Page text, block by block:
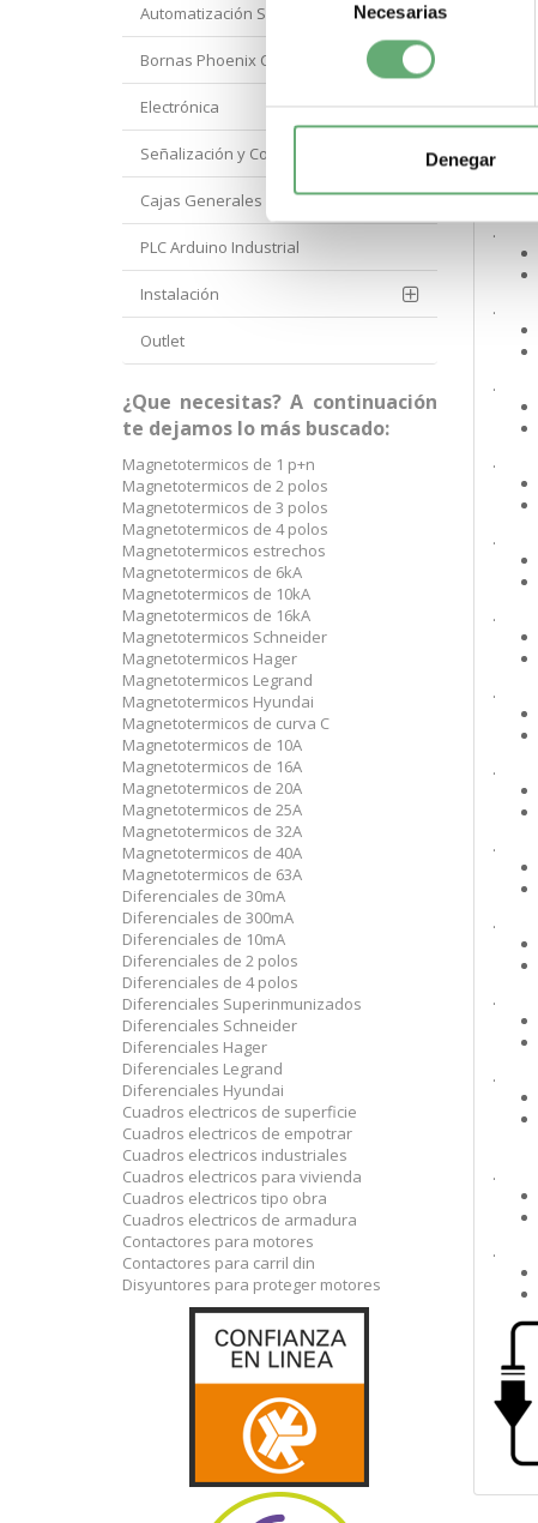
consentimiento
Necesarias
Denegar.
.
.
.
.
.
.
.
.
.
.
.
.
.
.
Automatización Siemens
Bornas Phoenix Contact
Electrónica
Señalización y Control Orbis
Cajas Generales Proteccion
PLC Arduino Industrial
Instalación
Outlet
¿Que necesitas? A continuación
te dejamos lo más buscado:
Magnetotermicos de 1 p+n
Magnetotermicos de 2 polos
Magnetotermicos de 3 polos
Magnetotermicos de 4 polos
Magnetotermicos estrechos
Magnetotermicos de 6kA
Magnetotermicos de 10kA
Magnetotermicos de 16kA
Magnetotermicos Schneider
Magnetotermicos Hager
Magnetotermicos Legrand
Magnetotermicos Hyundai
Magnetotermicos de curva C
Magnetotermicos de 10A
Magnetotermicos de 16A
Magnetotermicos de 20A
Magnetotermicos de 25A
Magnetotermicos de 32A
Magnetotermicos de 40A
Magnetotermicos de 63A
Diferenciales de 30mA
Diferenciales de 300mA
Diferenciales de 10mA
Diferenciales de 2 polos
Diferenciales de 4 polos
Diferenciales Superinmunizados
Diferenciales Schneider
Diferenciales Hager
Diferenciales Legrand
Diferenciales Hyundai
Cuadros electricos de superficie
Cuadros electricos de empotrar
Cuadros electricos industriales
Cuadros electricos para vivienda
Cuadros electricos tipo obra
Cuadros electricos de armadura
Contactores para motores
Contactores para carril din
Disyuntores para proteger motores